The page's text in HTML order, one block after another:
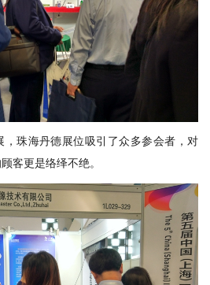
，珠海丹德展位吸引了众多参会者，对
客更是络绎不绝。